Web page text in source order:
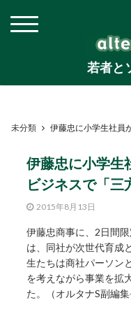
若者と
未分類
伊藤忠に小学生
ビジネスで「三
2015年8月13日
伊藤忠商事に、2日間
は、同社が次世代育成
生たちは商社パーソン
を考えながら事業を拡
た。（オルタナS副編集